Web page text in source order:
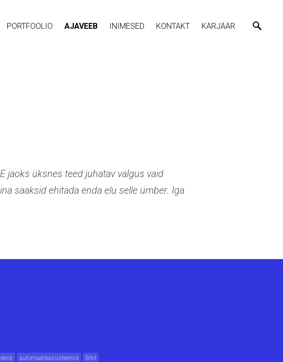
PORTFOOLIO AJAVEEB INIMESED KONTAKT KARJÄÄR
jaoks üksnes teed juhatav valgus vaid
saaksid ehitada enda elu selle ümber. Iga
automaatikasüsteemid
BIM